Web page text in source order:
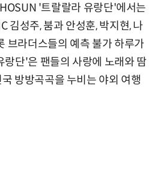
'트랄랄라 유랑단'에서는
김성주, 붐과 안성훈, 박지현, 나
브라더스들의 예측 불가 하루가
랑단'은 팬들의 사랑에 노래와 땀
방방곡곡을 누비는 야외 여행